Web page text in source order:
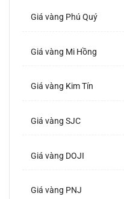
Giá vàng Phú Quý
Giá vàng Mi Hồng
Giá vàng Kim Tín
Giá vàng SJC
Giá vàng DOJI
Giá vàng PNJ